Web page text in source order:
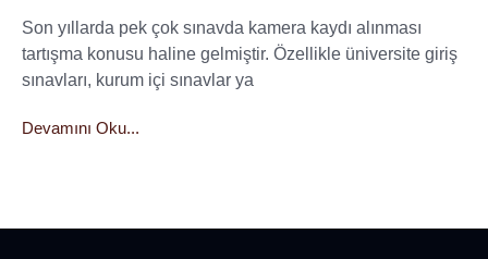
Son yıllarda pek çok sınavda kamera kaydı alınması
tartışma konusu haline gelmiştir. Özellikle üniversite giriş
sınavları, kurum içi sınavlar ya
Devamını Oku...